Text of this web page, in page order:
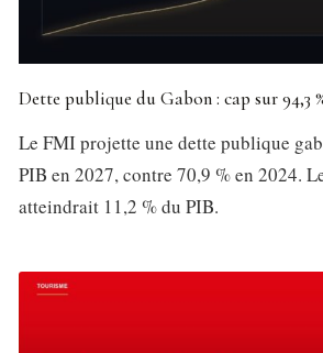
Dette publique du Gabon : cap sur 94,3
Le FMI projette une dette publique
PIB en 2027, contre 70,9 % en 2024.
atteindrait 11,2 % du PIB.